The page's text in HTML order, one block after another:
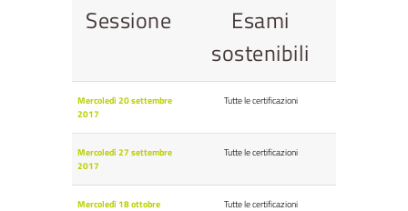
Sessione
Esami
sostenibili
Mercoledì 20 settembre
2017
Tutte le certificazioni
Mercoledì 27 settembre
2017
Tutte le certificazioni
Mercoledì 18 ottobre
Tutte le certificazioni